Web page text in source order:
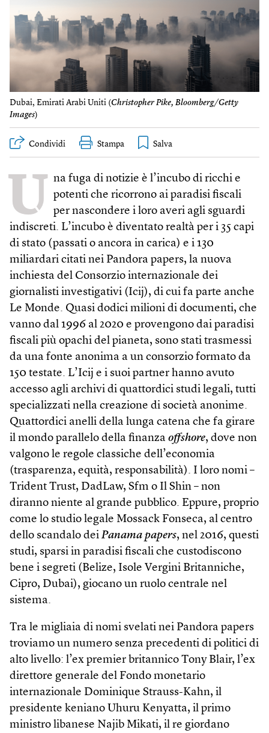
Dubai, Emirati Arabi Uniti (Christopher Pike, Bloomberg/Getty
Images)
Condividi Stampa
U na fuga di notizie è l’incubo di ricchi e
potenti che ricorrono ai paradisi fiscali
per nascondere i loro averi agli sguardi
indiscreti. L’incubo è diventato realtà per i 35 capi
di stato (passati o ancora in carica) e i 130
miliardari citati nei Pandora papers, la nuova
inchiesta del Consorzio internazionale dei
giornalisti investigativi (Icij), di cui fa parte anche
Le Monde. Quasi dodici milioni di documenti, che
vanno dal 1996 al 2020 e provengono dai paradisi
fiscali più opachi del pianeta, sono stati trasmessi
da una fonte anonima a un consorzio formato da
150 testate. L’Icij e i suoi partner hanno avuto
accesso agli archivi di quattordici studi legali, tutti
specializzati nella creazione di società anonime.
Quattordici anelli della lunga catena che fa girare
il mondo parallelo della finanza off­shore, dove non
valgono le regole classiche dell’economia
(trasparenza, equità, responsabilità). I loro nomi –
Trident Trust, DadLaw, Sfm o Il Shin – non
diranno niente al grande pubblico. Eppure, proprio
come lo studio legale Mossack Fonseca, al centro
dello scandalo dei Panama papers, nel 2016, questi
studi, sparsi in paradisi fiscali che custodiscono
bene i segreti (Belize, Isole Vergini Britanniche,
Cipro, Dubai), giocano un ruolo centrale nel
sistema.
Tra le migliaia di nomi svelati nei Pandora papers
troviamo un numero senza precedenti di politici di
alto livello: l’ex premier britannico Tony Blair, l’ex
direttore generale del Fondo monetario
internazionale Dominique Strauss-Kahn, il
presidente keniano Uhuru Kenyatta, il primo
ministro libanese Najib Mikati, il re giordano